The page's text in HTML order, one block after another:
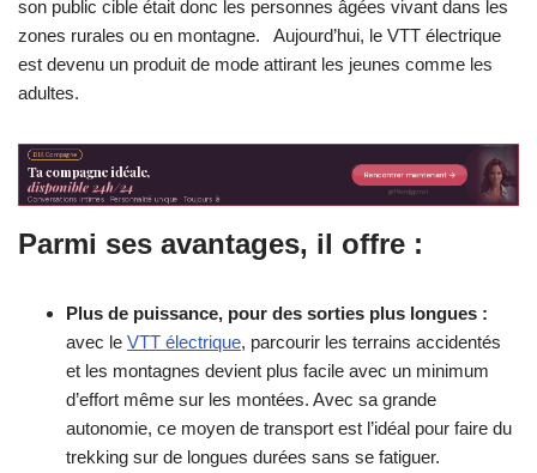
son public cible était donc les personnes âgées vivant dans les
zones rurales ou en montagne. Aujourd’hui, le VTT électrique
est devenu un produit de mode attirant les jeunes comme les
adultes.
Parmi ses avantages, il offre :
Plus de puissance, pour des sorties plus longues :
avec le VTT électrique, parcourir les terrains accidentés
et les montagnes devient plus facile avec un minimum
d’effort même sur les montées. Avec sa grande
autonomie, ce moyen de transport est l’idéal pour faire du
trekking sur de longues durées sans se fatiguer.